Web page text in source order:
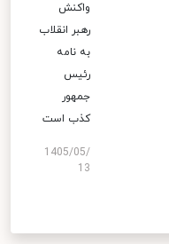
واکنش
رهبر انقلاب
به نامه
رئیس
جمهور
کذب است
1405/05/
13